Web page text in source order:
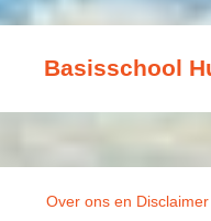
Basisschool
Over ons en Disclaimer